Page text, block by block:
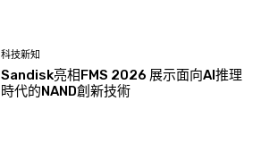
科技新知
Sandisk亮相FMS 2026 展示面向AI推理
時代的NAND創新技術